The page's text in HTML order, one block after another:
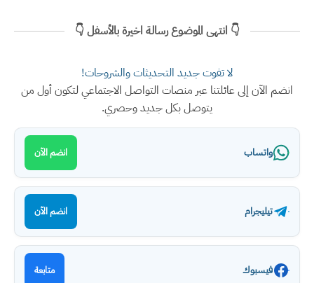
👇 انتهى الموضوع رسالة اخيرة بالأسفل 👇
لا تفوت جديد التحديثات والشروحات!
انضم الآن إلى عائلتنا عبر منصات التواصل الاجتماعي لتكون أول من
يتوصل بكل جديد وحصري.
واتساب انضم الآن
تيليجرام انضم الآن
فيسبوك متابعة